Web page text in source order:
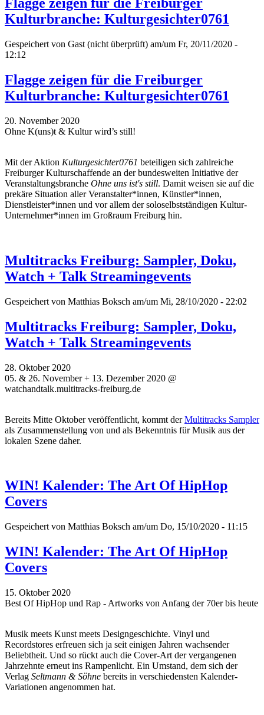
Flagge zeigen für die Freiburger
Kulturbranche: Kulturgesichter0761
Gespeichert von Gast (nicht überprüft) am/um Fr, 20/11/2020 -
12:12
Flagge zeigen für die Freiburger
Kulturbranche: Kulturgesichter0761
20. November 2020
Ohne K(uns)t & Kultur wird’s still!
Mit der Aktion Kulturgesichter0761 beteiligen sich zahlreiche
Freiburger Kulturschaffende an der bundesweiten Initiative der
Veranstaltungsbranche Ohne uns ist's still. Damit weisen sie auf die
prekäre Situation aller Veranstalter*innen, Künstler*innen,
Dienstleister*innen und vor allem der soloselbstständigen Kultur-
Unternehmer*innen im Großraum Freiburg hin.
Multitracks Freiburg: Sampler, Doku,
Watch + Talk Streamingevents
Gespeichert von Matthias Boksch am/um Mi, 28/10/2020 - 22:02
Multitracks Freiburg: Sampler, Doku,
Watch + Talk Streamingevents
28. Oktober 2020
05. & 26. November + 13. Dezember 2020 @
watchandtalk.multitracks-freiburg.de
Bereits Mitte Oktober veröffentlicht, kommt derMultitracks Sampler
als Zusammenstellung von und als Bekenntnis für Musik aus der
lokalen Szene daher.
WIN! Kalender: The Art Of HipHop
Covers
Gespeichert von Matthias Boksch am/um Do, 15/10/2020 - 11:15
WIN! Kalender: The Art Of HipHop
Covers
15. Oktober 2020
Best Of HipHop und Rap - Artworks von Anfang der 70er bis heute
Musik meets Kunst meets Designgeschichte. Vinyl und
Recordstores erfreuen sich ja seit einigen Jahren wachsender
Beliebtheit. Und so rückt auch die Cover-Art der vergangenen
Jahrzehnte erneut ins Rampenlicht. Ein Umstand, dem sich der
Verlag Seltmann & Söhne bereits in verschiedensten Kalender-
Variationen angenommen hat.